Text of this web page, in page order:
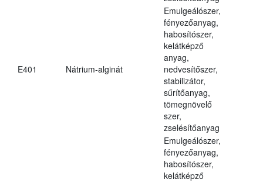
E401 Nátrium-alginát
Emulgeálószer,
fényezőanyag,
habosítószer,
kelátképző
anyag,
nedvesítőszer,
stabilizátor,
sűrítőanyag,
tömegnövelő
szer,
zselésítőanyag
Emulgeálószer,
fényezőanyag,
habosítószer,
kelátképző